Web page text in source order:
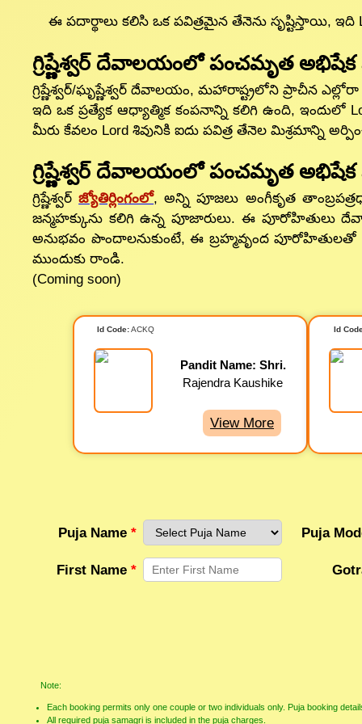
ఈ పదార్థాలు కలిసి ఒక పవిత్రమైన తేనెను సృష్టిస్తాయి,
గ్రిష్ణేశ్వర్ దేవాలయంలో పంచమృత
గ్రిష్ణేశ్వర్/ఘృష్ణేశ్వర్ దేవాలయం, మహారాష్ట్రలోని ప్రాచీన
ఇది ఒక ప్రత్యేక ఆధ్యాత్మిక కంపనాన్ని కలిగి ఉంది, ఇందులో
మీరు కేవలం Lord శివునికి ఐదు పవిత్ర తేనెల మిశ్రమాన్ని
గ్రిష్ణేశ్వర్ దేవాలయంలో పంచమృత
గ్రిష్ణేశ్వర్జ్యోతిర్లింగంలో, అన్ని పూజలు అంగీకృత
జన్మహక్కును కలిగి ఉన్న పూజారులు. ఈ
అనుభవం పొందాలనుకుంటే, ఈ బ్రహ్మవృంద
ముందుకు రాండి.
(Coming soon)
Id Code:ACKQ
Pandit Name: Shri.
Rajendra Kaushike
View More
Id
Puja Name* Puja
First Name*
Note:
Each booking permits only one couple or two individuals only. Puja booking
All required puja samagri is included in the puja charges.